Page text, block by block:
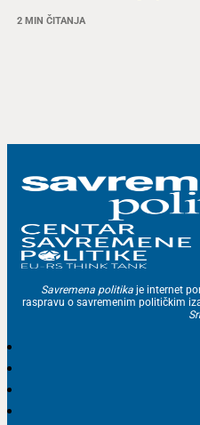
2 MIN ČITANJA
Savremena politika je internet
raspravu o savremenim političkim